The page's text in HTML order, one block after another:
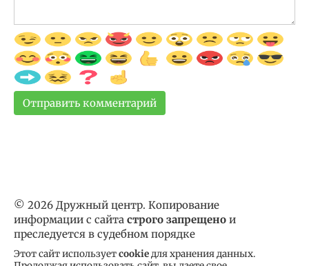
© 2026 Дружный центр. Копирование
информации с сайта строго запрещено и
преследуется в судебном порядке
Этот сайт используетcookieдля хранения данных.